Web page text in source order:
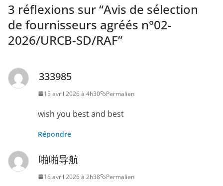
3 réflexions sur “Avis de sélection
de fournisseurs agréés n°02-
2026/URCB-SD/RAF”
333985
15 avril 2026 à 4h30 Permalien
wish you best and best
Répondre
啪啪导航
16 avril 2026 à 2h38 Permalien